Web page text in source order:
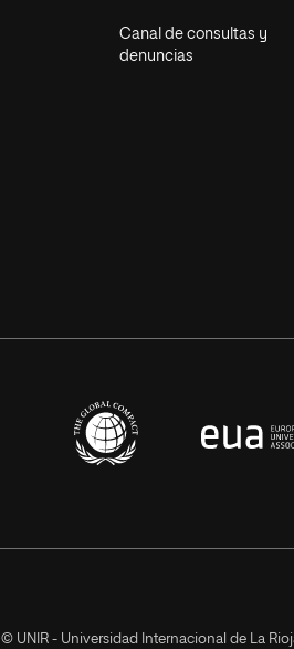
Canal de consultas y
denuncias
© UNIR - Universidad Internacional de La